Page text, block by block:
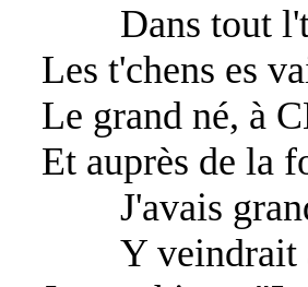
Dans tout
Les t'chens es
Le grand né, à
Et auprès de la
J'avais grand
Y veindrait a